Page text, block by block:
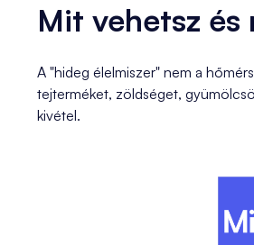
Mit vehetsz és
A "hideg élelmiszer" nem a
tejterméket, zöldséget,
kivétel.